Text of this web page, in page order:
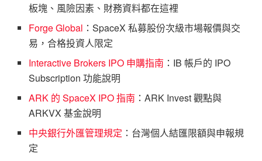
板塊、風險因素、財務資料都在這裡
Forge Global ：SpaceX 私募股份次級市場報價與交
易，合格投資人限定
Interactive Brokers IPO 申購指南 ：IB 帳戶的 IPO
Subscription 功能說明
ARK 的 SpaceX IPO 指南 ：ARK Invest 觀點與
ARKVX 基金說明
中央銀行外匯管理規定 ：台灣個人結匯限額與申報規
定